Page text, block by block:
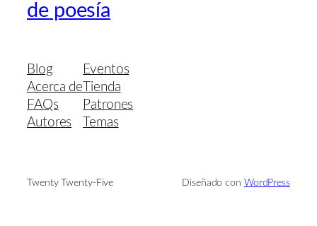
de poesía
Blog
Acerca de
FAQs
Autores
Eventos
Tienda
Patrones
Temas
Twenty Twenty-Five Diseñado con WordPress